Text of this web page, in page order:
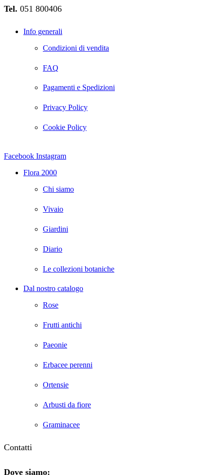
Tel. 051 800406
Info generali
Condizioni di vendita
FAQ
Pagamenti e Spedizioni
Privacy Policy
Cookie Policy
Facebook Instagram
Flora 2000
Chi siamo
Vivaio
Giardini
Diario
Le collezioni botaniche
Dal nostro catalogo
Rose
Frutti antichi
Paeonie
Erbacee perenni
Ortensie
Arbusti da fiore
Graminacee
Contatti
Dove siamo: